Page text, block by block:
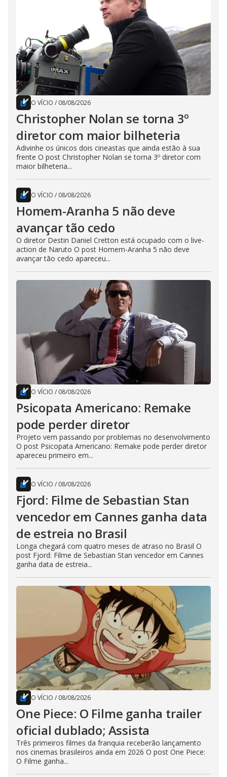
O VÍCIO / 08/08/2026
Christopher Nolan se torna 3º
diretor com maior bilheteria
Adivinhe os únicos dois cineastas que ainda estão à sua
frente O post Christopher Nolan se torna 3º diretor com
maior bilheteria...
O VÍCIO / 08/08/2026
Homem-Aranha 5 não deve
avançar tão cedo
O diretor Destin Daniel Cretton está ocupado com o live-
action de Naruto O post Homem-Aranha 5 não deve
avançar tão cedo apareceu...
O VÍCIO / 08/08/2026
Psicopata Americano: Remake
pode perder diretor
Projeto vem passando por problemas no desenvolvimento
O post Psicopata Americano: Remake pode perder diretor
apareceu primeiro em...
O VÍCIO / 08/08/2026
Fjord: Filme de Sebastian Stan
vencedor em Cannes ganha data
de estreia no Brasil
Longa chegará com quatro meses de atraso no Brasil O
post Fjord: Filme de Sebastian Stan vencedor em Cannes
ganha data de estreia...
O VÍCIO / 08/08/2026
One Piece: O Filme ganha trailer
oficial dublado; Assista
Três primeiros filmes da franquia receberão lançamento
nos cinemas brasileiros ainda em 2026 O post One Piece:
O Filme ganha...